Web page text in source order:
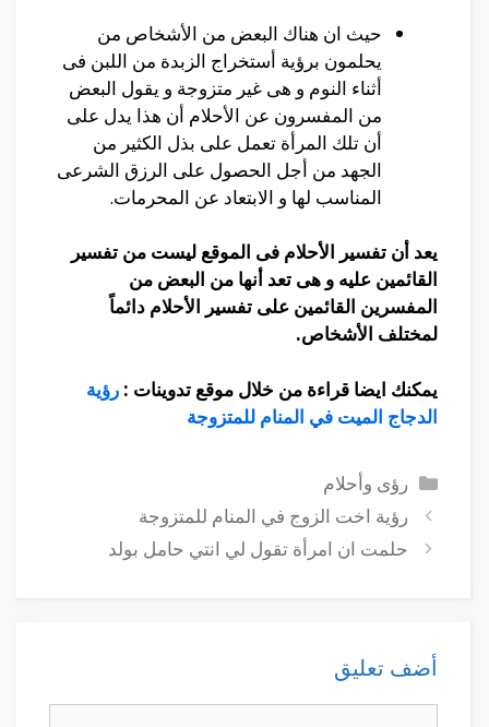
حيث ان هناك البعض من الأشخاص من
يحلمون برؤية أستخراج الزبدة من اللبن فى
أثناء النوم و هى غير متزوجة و يقول البعض
من المفسرون عن الأحلام أن هذا يدل على
أن تلك المرأة تعمل على بذل الكثير من
الجهد من أجل الحصول على الرزق الشرعى
المناسب لها و الابتعاد عن المحرمات.
يعد أن تفسير الأحلام فى الموقع ليست من تفسير
القائمين عليه و هى تعد أنها من البعض من
المفسرين القائمين على تفسير الأحلام دائماً
لمختلف الأشخاص.
يمكنك ايضا قراءة من خلال موقع تدوينات : رؤية
الدجاج الميت في المنام للمتزوجة
التصنيفات
رؤى وأحلام
رؤية اخت الزوج في المنام للمتزوجة
حلمت ان امرأة تقول لي انتي حامل بولد
أضف تعليق